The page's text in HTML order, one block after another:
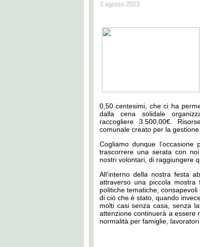
3 agosto 2023
0,50 centesimi, che ci ha
dalla cena solidale
raccogliere 3.500,00€.
comunale creato per la gestione
Cogliamo dunque
trascorrere una serata con
nostri volontari, di raggiungere
All’interno della nostra festa
attraverso una piccola mostra
politiche tematiche,
di ciò che è stato, quando
molti casi senza casa, senza
attenzione continuerà a essere
normalità per famiglie, lavoratori